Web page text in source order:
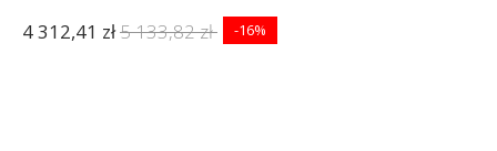
4 312,41 zł5 133,82 zł -16%